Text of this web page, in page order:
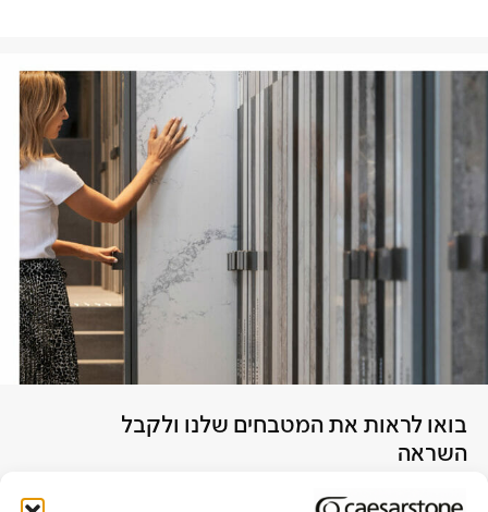
בואו לראות את המטבחים שלנו ולקבל
השראה